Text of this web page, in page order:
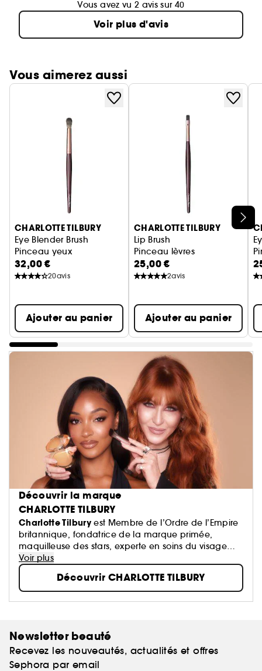
Vous avez vu 2 avis sur 40
Voir plus d'avis
Vous aimerez aussi
Ignorer le carrousel produits
CHARLOTTE TILBURY
Eye Blender Brush
Pinceau yeux
32,00 €
20avis
Ajouter au panier
CHARLOTTE TILBURY
Lip Brush
Pinceau lèvres
25,00 €
2avis
Ajouter au panier
Découvrir la marque
CHARLOTTE TILBURY
Charlotte Tilburyest Membre de l’Ordre de l’Empire
britannique, fondatrice de la marque primée,
maquilleuse des stars, experte en soins du visage
performants + créatrice de parfums innovants !
Voir plus
Découvrir CHARLOTTE TILBURY
Newsletter beauté
Recevez les nouveautés, actualités et offres
Sephora par email